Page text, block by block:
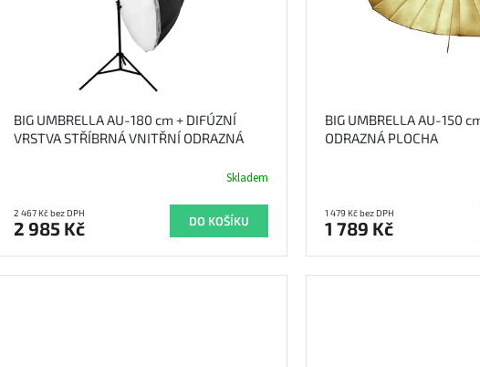
BIG UMBRELLA AU-180 cm + DIFÚZNÍ
VRSTVA STŘÍBRNÁ VNITŘNÍ ODRAZNÁ
Skladem
2 467 Kč bez DPH
2 985 Kč DO KOŠÍKU
BIG UMBRELLA AU-150
ODRAZNÁ PLOCHA
1 479 Kč bez DPH
1 789 Kč